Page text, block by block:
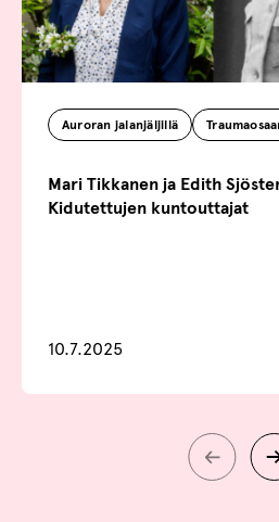
Auroran jalanjäljillä
Mari Tikkanen ja Edith
Kidutettujen kuntouttajat
10.7.2025